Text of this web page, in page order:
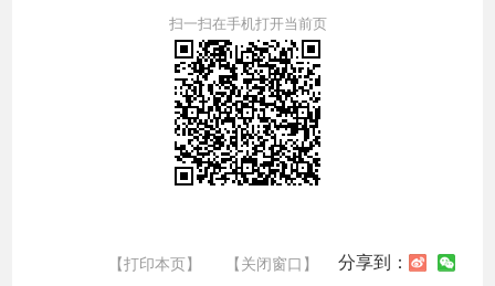
扫一扫在手机打开当前页
【打印本页】 【关闭窗口】 分享到：